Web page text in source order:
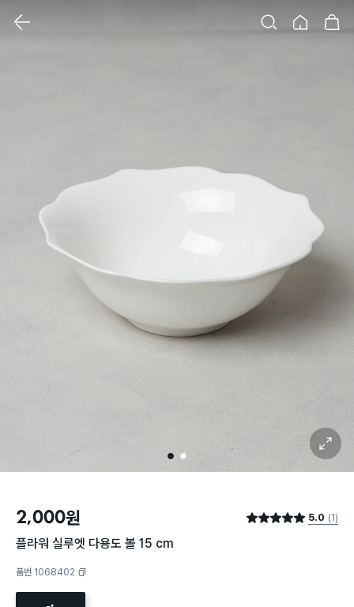
1 2
확대 보기
2,000원 별점 5.0점 5.0 (1)
플라워 실루엣 다용도 볼 15 cm
품번 1068402